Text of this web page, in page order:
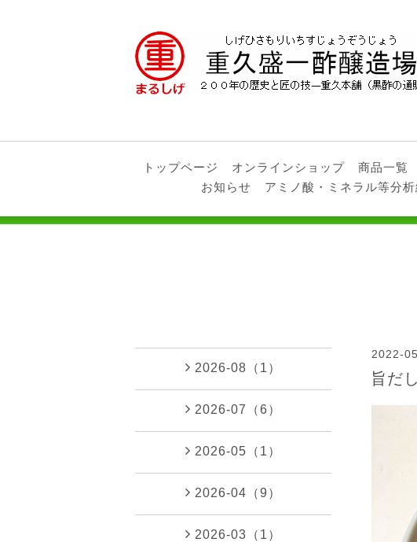
トップページ オンラインショップ 商品一覧
お知らせ
アミノ酸・ミネラル等分
2022-
旨だ
2026-08（1）
2026-07（6）
2026-05（1）
2026-04（9）
2026-03（1）